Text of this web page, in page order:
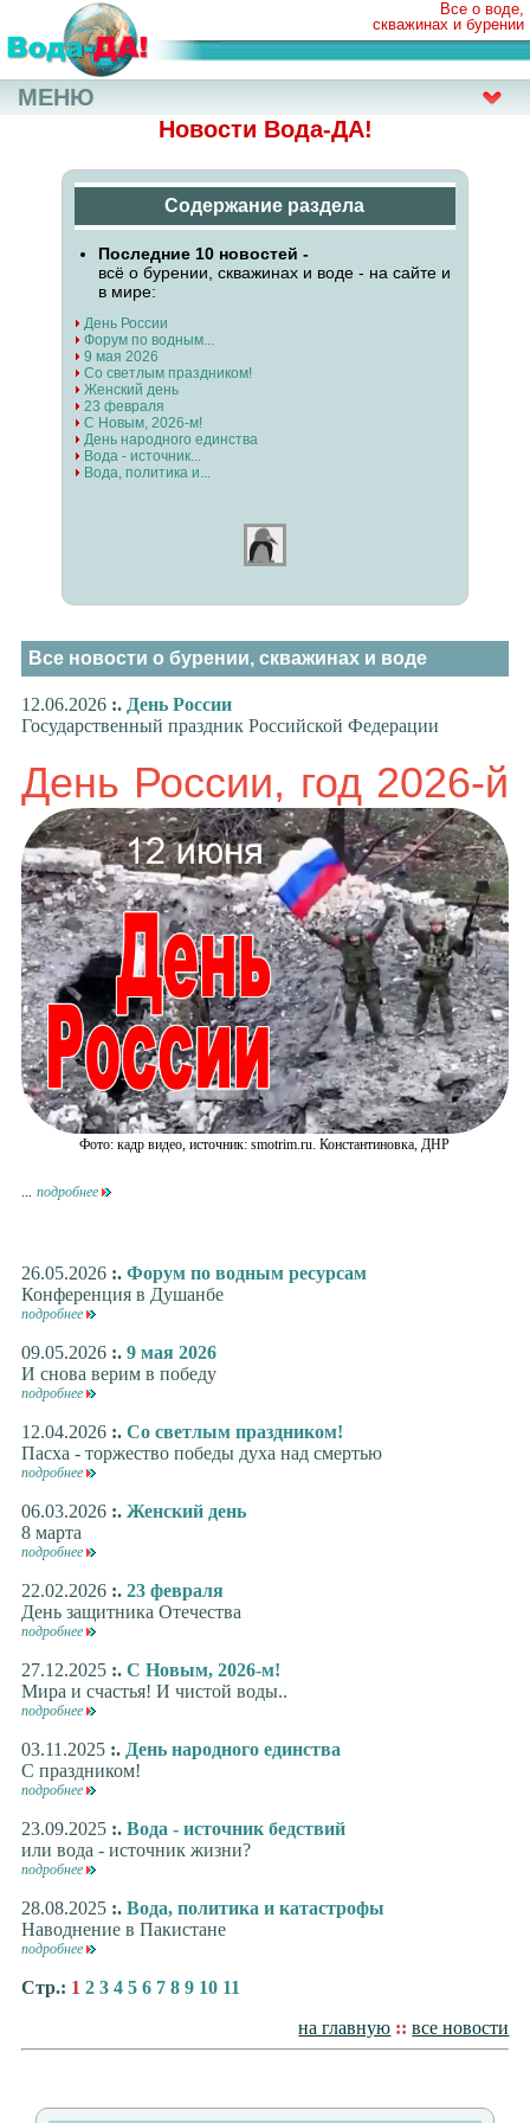
Все о воде,
скважинах и бурении
Новости Вода-ДА!
Содержание раздела
Последние 10 новостей -
всё о бурении, скважинах и воде - на сайте и
в мире:
День России
Форум по водным...
9 мая 2026
Со светлым праздником!
Женский день
23 февраля
С Новым, 2026-м!
День народного единства
Вода - источник...
Вода, политика и...
Все новости о бурении, скважинах и воде
12.06.2026:. День России
Государственный праздник Российской Федерации
День России, год 2026-й
Фото: кадр видео, источник: smotrim.ru. Константиновка, ДНР
... подробнее
26.05.2026:. Форум по водным ресурсам
Конференция в Душанбе
подробнее
09.05.2026:. 9 мая 2026
И снова верим в победу
подробнее
12.04.2026:. Со светлым праздником!
Пасха - торжество победы духа над смертью
подробнее
06.03.2026:. Женский день
8 марта
подробнее
22.02.2026:. 23 февраля
День защитника Отечества
подробнее
27.12.2025:. С Новым, 2026-м!
Мира и счастья! И чистой воды..
подробнее
03.11.2025:. День народного единства
С праздником!
подробнее
23.09.2025:. Вода - источник бедствий
или вода - источник жизни?
подробнее
28.08.2025:. Вода, политика и катастрофы
Наводнение в Пакистане
подробнее
Стр.: 1 2 3 4 5 6 7 8 9 10 11
на главную :: все новости
МЕНЮ